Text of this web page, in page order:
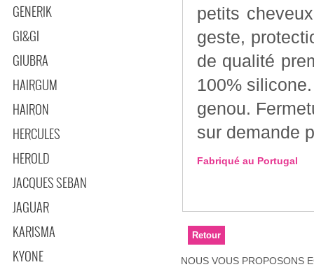
GENERIK
GI&GI
GIUBRA
HAIRGUM
HAIRON
HERCULES
HEROLD
JACQUES SEBAN
JAGUAR
KARISMA
KYONE
petits
geste,
de qualité
100%
genou.
sur demande
Fabriqué au Portugal
NOUS VOUS PROPOSONS